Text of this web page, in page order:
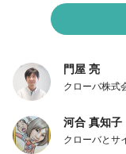
門屋 亮
クローバ株式
河合 真知子
クローバとサ